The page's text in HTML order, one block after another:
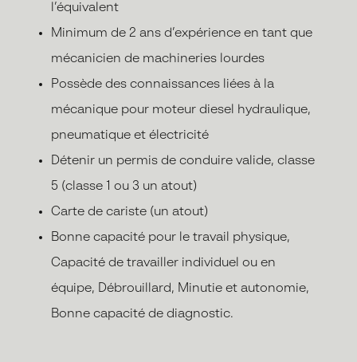
l’équivalent
Minimum de 2 ans d’expérience en tant que
mécanicien de machineries lourdes
Possède des connaissances liées à la
mécanique pour moteur diesel hydraulique,
pneumatique et électricité
Détenir un permis de conduire valide, classe
5 (classe 1 ou 3 un atout)
Carte de cariste (un atout)
Bonne capacité pour le travail physique,
Capacité de travailler individuel ou en
équipe, Débrouillard, Minutie et autonomie,
Bonne capacité de diagnostic.